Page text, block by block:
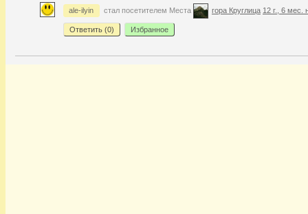
ale-ilyin стал посетителем Места гора Круглица 12 г., 6 мес.
Ответить (0) Избранное